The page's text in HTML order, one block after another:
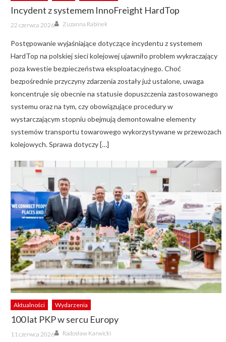
Incydent z systemem InnoFreight HardTop
Posted
on
22 czerwca 2026 Author
Zuzanna Rabinek
Postępowanie wyjaśniające dotyczące incydentu z systemem
HardTop na polskiej sieci kolejowej ujawniło problem wykraczający
poza kwestie bezpieczeństwa eksploatacyjnego. Choć
bezpośrednie przyczyny zdarzenia zostały już ustalone, uwaga
koncentruje się obecnie na statusie dopuszczenia zastosowanego
systemu oraz na tym, czy obowiązujące procedury w
wystarczającym stopniu obejmują demontowalne elementy
systemów transportu towarowego wykorzystywane w przewozach
kolejowych. Sprawa dotyczy […]
Aktualności Wydarzenia
100 lat PKP w sercu Europy
Posted
on
11 czerwca 2026 Author
Radosław Karwicki